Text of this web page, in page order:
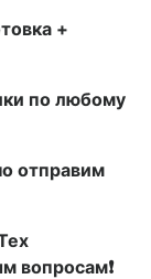
+
по любому
отправим
вопросам❗